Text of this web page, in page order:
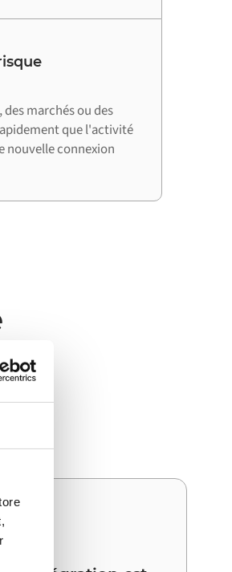
marchés ou des
que l'activité
nouvelle connexion